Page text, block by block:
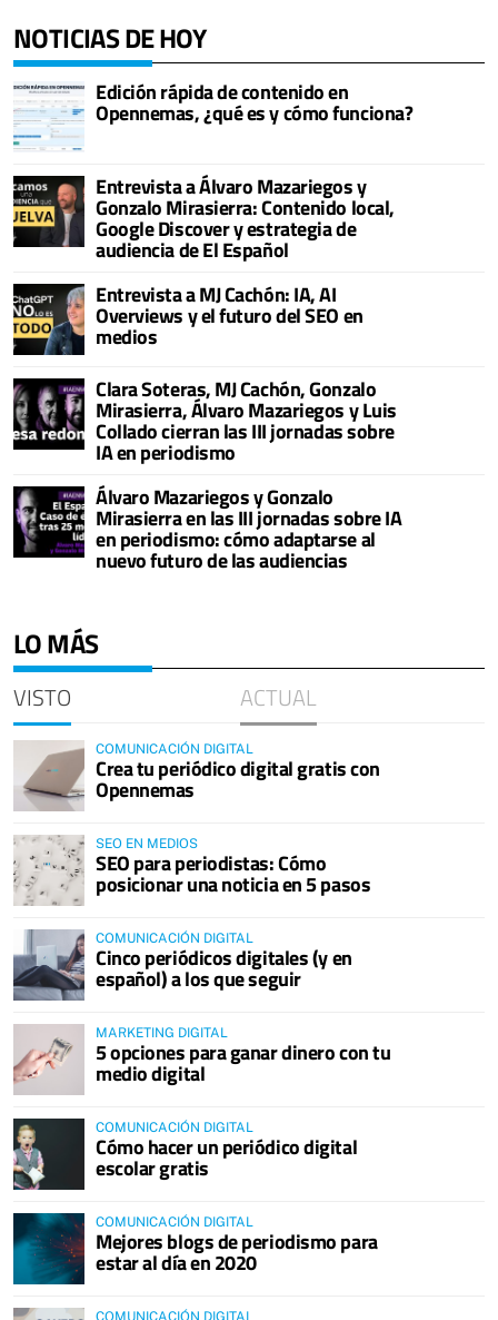
NOTICIAS DE HOY
Edición rápida de contenido en
Opennemas, ¿qué es y cómo funciona?
Entrevista a Álvaro Mazariegos y
Gonzalo Mirasierra: Contenido local,
Google Discover y estrategia de
audiencia de El Español
Entrevista a MJ Cachón: IA, AI
Overviews y el futuro del SEO en
medios
Clara Soteras, MJ Cachón, Gonzalo
Mirasierra, Álvaro Mazariegos y Luis
Collado cierran las III jornadas sobre
IA en periodismo
Álvaro Mazariegos y Gonzalo
Mirasierra en las III jornadas sobre IA
en periodismo: cómo adaptarse al
nuevo futuro de las audiencias
LO MÁS
VISTO ACTUAL
COMUNICACIÓN DIGITAL
Crea tu periódico digital gratis con
Opennemas
SEO EN MEDIOS
SEO para periodistas: Cómo
posicionar una noticia en 5 pasos
COMUNICACIÓN DIGITAL
Cinco periódicos digitales (y en
español) a los que seguir
MARKETING DIGITAL
5 opciones para ganar dinero con tu
medio digital
COMUNICACIÓN DIGITAL
Cómo hacer un periódico digital
escolar gratis
COMUNICACIÓN DIGITAL
Mejores blogs de periodismo para
estar al día en 2020